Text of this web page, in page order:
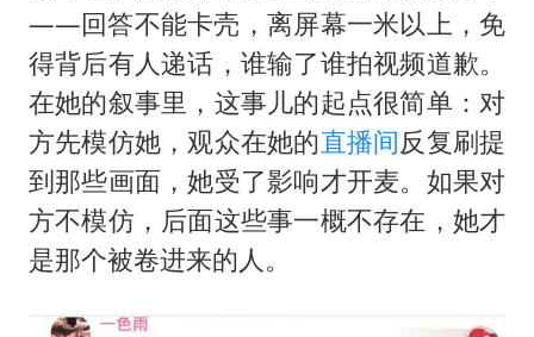
——回答不能卡壳，离屏幕一米以上，免
得背后有人递话，谁输了谁拍视频道歉。
在她的叙事里，这事儿的起点很简单：对
方先模仿她，观众在她的直播间反复刷提
到那些画面，她受了影响才开麦。如果对
方不模仿，后面这些事一概不存在，她才
是那个被卷进来的人。